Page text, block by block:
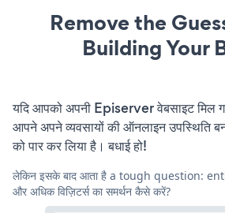
Remove the
Building Your
यदि आपको अपनी Episerver वेबसाइट मिल
आपने अपने व्यवसायों की ऑनलाइन उपस्थिति
को पार कर लिया है। बधाई हो!
लेकिन इसके बाद आता है a tough question:
और अधिक विज़िटर्स का समर्थन कैसे करें?